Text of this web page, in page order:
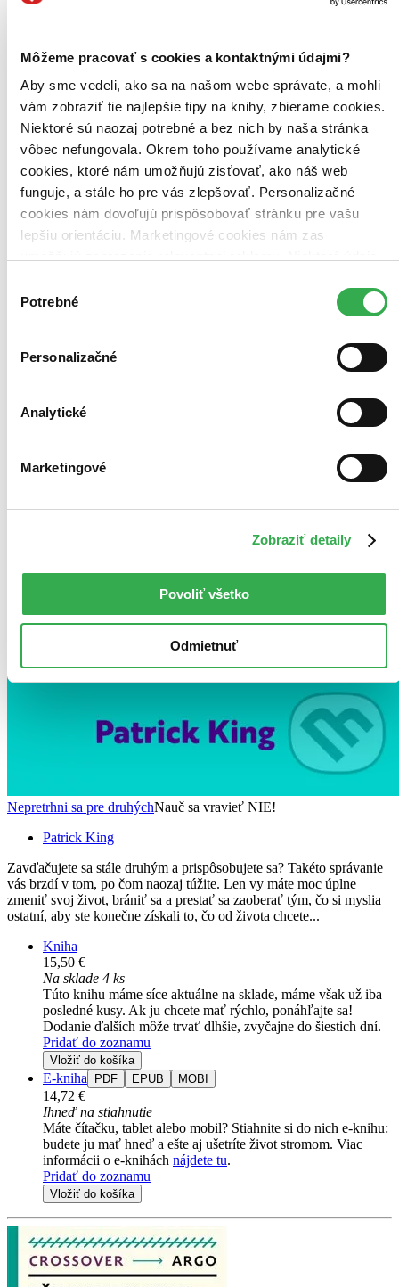
Môžeme pracovať s cookies a kontaktnými údajmi?
Aby sme vedeli, ako sa na našom webe správate, a mohli
vám zobraziť tie najlepšie tipy na knihy, zbierame cookies.
Niektoré sú naozaj potrebné a bez nich by naša stránka
vôbec nefungovala. Okrem toho používame analytické
cookies, ktoré nám umožňujú zisťovať, ako náš web
funguje, a stále ho pre vás zlepšovať. Personalizačné
cookies nám dovoľujú prispôsobovať stránku pre vašu
lepšiu orientáciu. Marketingové cookies nám zas
keby sme mohli používať všetky tieto cookies. Ďakujeme!
súhlasu
Potrebné
Personalizačné
Analytické
Marketingové
Zobraziť detaily
Povoliť všetko
Odmietnuť
V době, kdy konfrontace s tématem smrti přiměje významného
povolání, naváže znovu...
Kniha pevná väzba s prebalom
19,50 €
Na sklade 2 ks
Túto knihu máme síce aktuálne na sklade, máme však už iba
posledné kusy. Ak ju chcete mať rýchlo, ponáhľajte sa!
Dodanie ďalších môže trvať dlhšie, zvyčajne do piatich dní.
Pridať do zoznamu
Vložiť do košíka
Nepretrhni sa pre druhýchNauč sa vravieť NIE!
Patrick King
Zavďačujete sa stále druhým a prispôsobujete sa? Takéto správanie
vás brzdí v tom, po čom naozaj túžite. Len vy máte moc úplne
zmeniť svoj život, brániť sa a prestať sa zaoberať tým, čo si myslia
ostatní, aby ste konečne získali to, čo od života chcete...
Kniha
15,50 €
Na sklade 4 ks
Túto knihu máme síce aktuálne na sklade, máme však už iba
posledné kusy. Ak ju chcete mať rýchlo, ponáhľajte sa!
Dodanie ďalších môže trvať dlhšie, zvyčajne do šiestich dní.
Pridať do zoznamu
Vložiť do košíka
E-kniha PDF EPUB MOBI
14,72 €
Ihneď na stiahnutie
Máte čítačku, tablet alebo mobil? Stiahnite si do nich e-knihu:
budete ju mať hneď a ešte aj ušetríte život stromom. Viac
informácii o e-knihách nájdete tu.
Pridať do zoznamu
Vložiť do košíka